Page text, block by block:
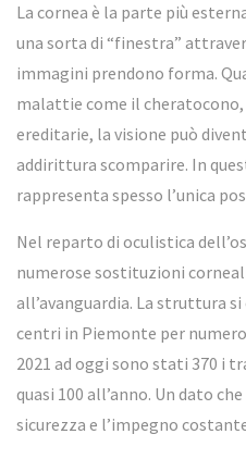
La cornea è la parte più
una sorta di “finestra”
immagini prendono forma.
malattie come il
ereditarie, la visione può
addirittura scomparire. In
rappresenta spesso l’unica
Nel reparto di oculistica
numerose sostituzioni
all’avanguardia. La struttura
centri in Piemonte per
2021 ad oggi sono stati 370 i
quasi 100 all’anno. Un dato
sicurezza e l’impegno